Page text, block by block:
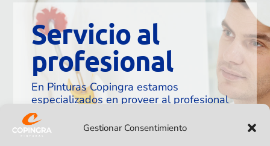
Gestionar Consentimiento
Servicio al
profesional
En Pinturas Copingra estamos
especializados en proveer al profesional
de la pintura de todo lo que necesite en
pinturas para los diferentes tipos de
aplicación. Asesoramiento, facilidades,